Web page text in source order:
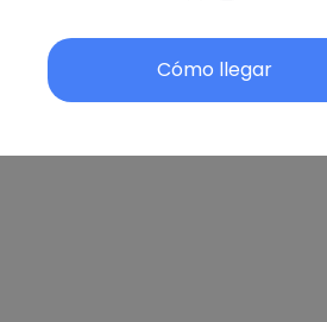
Cómo llegar